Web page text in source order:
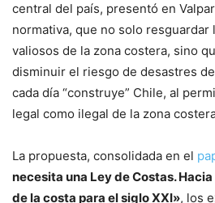
central del país, presentó en
normativa, que no solo resguardar
valiosos de la zona costera, sino
disminuir el riesgo de desastres
cada día “construye” Chile, al
legal como ilegal de la zona
La propuesta, consolidada en el
necesita una Ley de Costas.
de la costa para el siglo XXI», los